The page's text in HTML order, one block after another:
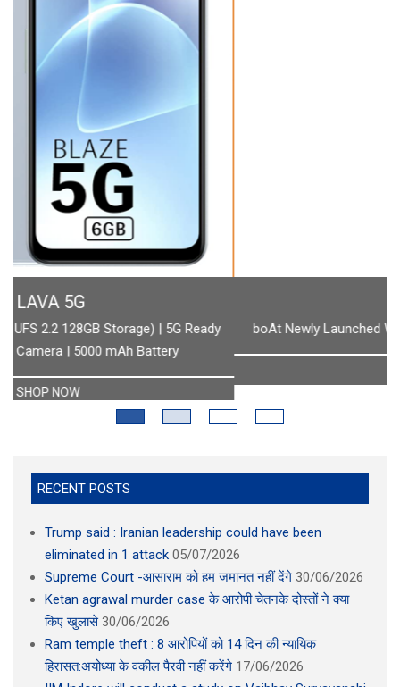
boAt Newly Launched Wave Call Plus with 1.83" HD Display
RECENT POSTS
eliminated in 1 attack 05/07/2026
Supreme Court -आसाराम को हम जमानत नहीं देंगे
Ketan agrawal murder case के आरोपी चेतनके दोस्तों ने क्या
किए खुलासे 30/06/2026
Ram temple theft : 8 आरोपियों को 14 दिन की न्यायिक
हिरासत:अयोध्या के वकील पैरवी नहीं करेंगे 17/06/2026
IIM Indore will conduct a study on Vaibhav Suryavanshi